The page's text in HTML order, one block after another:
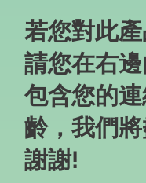
若您對此
請您在右
包含您的
齡，我們
謝謝!